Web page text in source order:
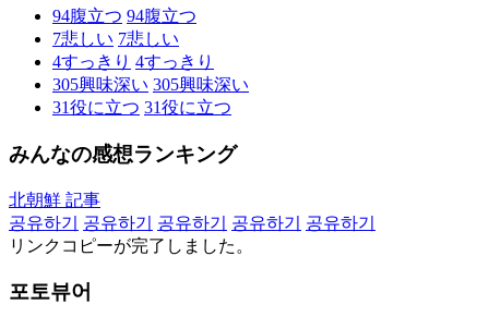
94腹立つ 94腹立つ
7悲しい 7悲しい
4すっきり 4すっきり
305興味深い 305興味深い
31役に立つ 31役に立つ
みんなの感想ランキング
北朝鮮 記事
공유하기
공유하기 공유하기 공유하기
공유하기
リンクコピーが完了しました。
포토뷰어